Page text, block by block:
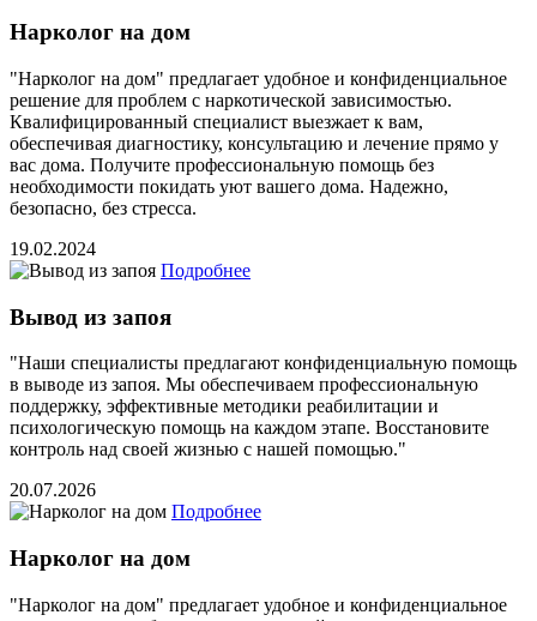
Нарколог на дом
"Нарколог на дом" предлагает удобное и конфиденциальное
решение для проблем с наркотической зависимостью.
Квалифицированный специалист выезжает к вам,
обеспечивая диагностику, консультацию и лечение прямо у
вас дома. Получите профессиональную помощь без
необходимости покидать уют вашего дома. Надежно,
безопасно, без стресса.
19.02.2024
Подробнее
Вывод из запоя
"Наши специалисты предлагают конфиденциальную помощь
в выводе из запоя. Мы обеспечиваем профессиональную
поддержку, эффективные методики реабилитации и
психологическую помощь на каждом этапе. Восстановите
контроль над своей жизнью с нашей помощью."
20.07.2026
Подробнее
Нарколог на дом
"Нарколог на дом" предлагает удобное и конфиденциальное